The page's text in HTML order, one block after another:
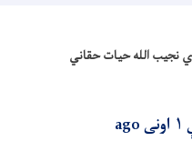
نجیب الله حیات حقاني